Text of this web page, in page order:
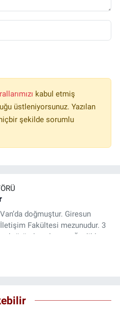
kabul etmiş
üstleniyorsunuz. Yazılan
şekilde sorumlu
Van’da doğmuştur. Giresun
Fakültesi mezunudur. 3
çalışıyor. Özelikle